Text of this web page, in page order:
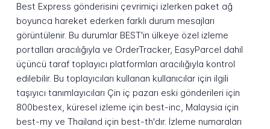
Best Express gönderisini çevrimiçi izlerken paket ağ
boyunca hareket ederken farklı durum mesajları
görüntülenir. Bu durumlar BEST'in ülkeye özel izleme
portalları aracılığıyla ve OrderTracker, EasyParcel dahil
üçüncü taraf toplayıcı platformları aracılığıyla kontrol
edilebilir. Bu toplayıcıları kullanan kullanıcılar için ilgili
taşıyıcı tanımlayıcıları Çin iç pazarı eski gönderileri için
800bestex, küresel izleme için best-inc, Malaysia için
best-my ve Thailand için best-th'dır. İzleme numaraları